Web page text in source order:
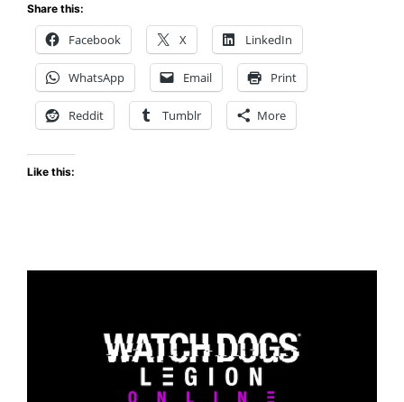
WATCH
DOGS:
LEGION
YA
ESTÁ
DISPONIBLE
Share this:
Facebook X LinkedIn
WhatsApp Email Print
Reddit Tumblr More
Like this: